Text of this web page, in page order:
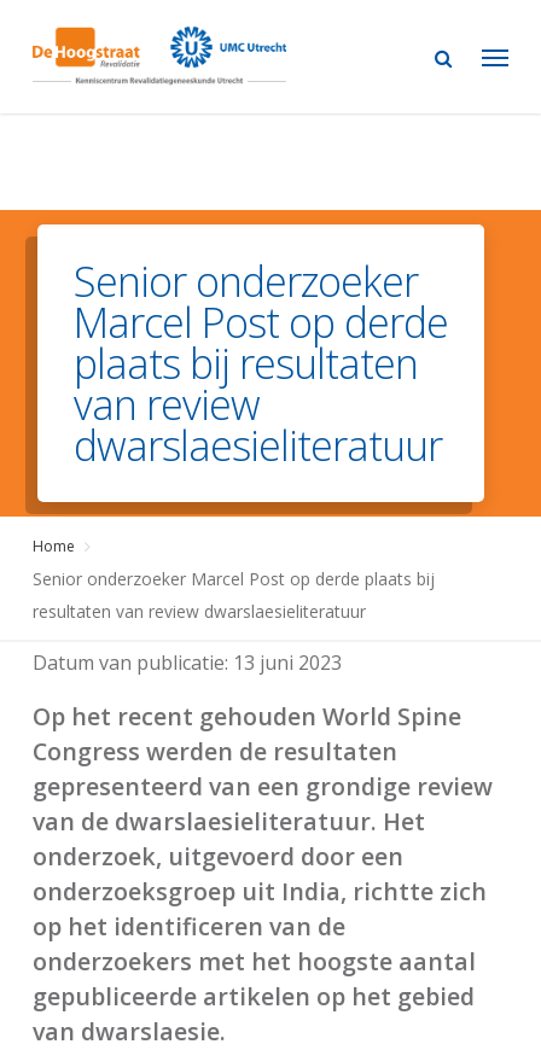
main
Senior onderzoeker
Marcel Post op derde
plaats bij resultaten
van review
dwarslaesieliteratuur
Home
Senior onderzoeker Marcel Post op derde plaats bij
resultaten van review dwarslaesieliteratuur
Datum van publicatie: 13 juni 2023
Op het recent gehouden World Spine
Congress werden de resultaten
gepresenteerd van een grondige review
van de dwarslaesieliteratuur. Het
onderzoek, uitgevoerd door een
onderzoeksgroep uit India, richtte zich
op het identificeren van de
onderzoekers met het hoogste aantal
gepubliceerde artikelen op het gebied
van dwarslaesie.